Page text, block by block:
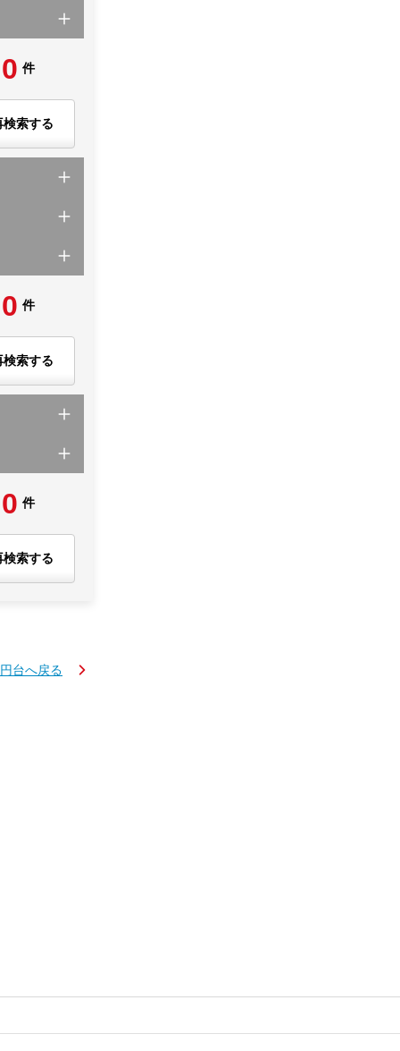
0 件
検索する
0 件
検索する
0 件
検索する
台へ戻る